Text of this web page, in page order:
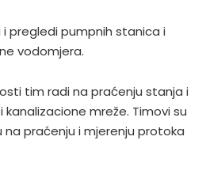
pregledi pumpnih stanica i
vodomjera.
tim radi na praćenju stanja i
mreže. Timovi su
praćenju i mjerenju protoka